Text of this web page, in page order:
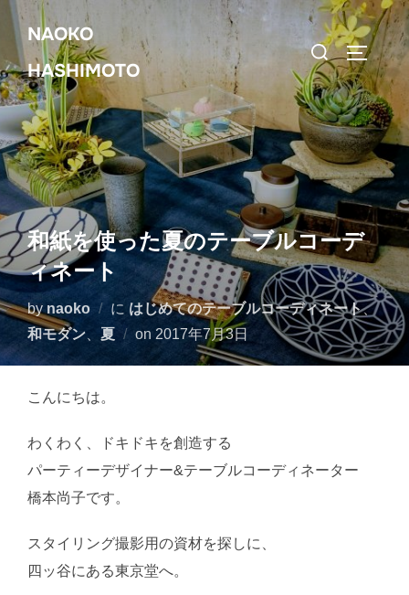
コ
テ
ン
へ
ス
キ
ッ
プ
NAOKO
HASHIMOTO
検
索
対
象:
サイド
和紙を使った夏のテーブルコーデ
ィネート
by naoko に はじめてのテーブルコーディネート、
和モダン
夏 on 投
稿
2017年7月3日
こんにちは。
わくわく、ドキドキを創造する
パーティーデザイナー&テーブルコーディネーター
橋本尚子です。
スタイリング撮影用の資材を探しに、
四ッ谷にある東京堂へ。